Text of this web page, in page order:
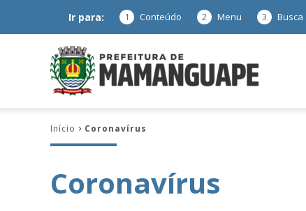
Ir para: 1 Conteúdo 2 Menu 3 Busca
Início Coronavírus
Coronavírus